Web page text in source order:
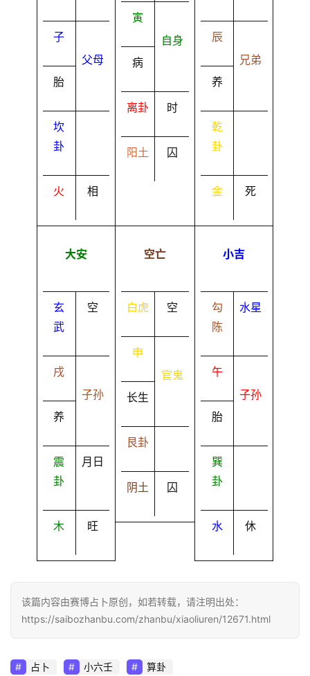
子
胎
父母
坎
卦
火 相
寅
病
自身
离卦 时
阳土 囚
辰
养
兄弟
乾
卦
金 死
大安
玄
武
空
戌
养
子孙
震
卦
月日
木 旺
空亡
白虎 空
申
长生
官鬼
艮卦
阴土 囚
小吉
勾
陈
水星
午
胎
子孙
巽
卦
水 休
该篇内容由赛博占卜原创，如若转载，请注明出处：
https://saibozhanbu.com/zhanbu/xiaoliuren/12671.html
占卜 小六壬 算卦